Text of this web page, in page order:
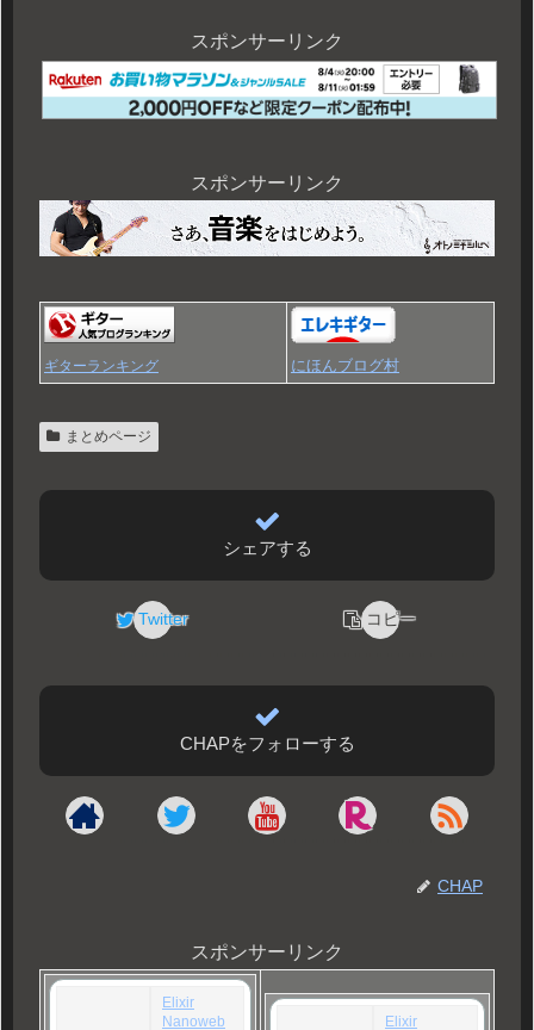
スポンサーリンク
スポンサーリンク
ギターランキング にほんブログ村
まとめページ
シェアする
Twitter コピー
CHAPをフォローする
CHAP
スポンサーリンク
Elixir
Nanoweb
Elixir